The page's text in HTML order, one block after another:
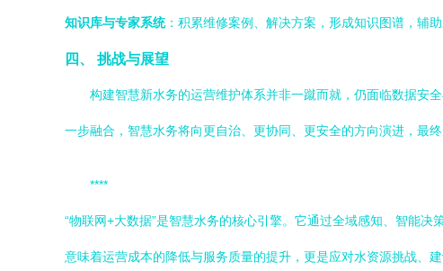
知识库与专家系统：积累维修案例、解决方案，形成知识图谱，辅
四、 挑战与展望
构建智慧新水务的运营维护体系并非一蹴而就，仍面临数据安
一步融合，智慧水务将向更自治、更协同、更安全的方向演进，最
****
“物联网+大数据”是智慧水务的核心引擎。它通过全域感知、智能
意味着运营成本的降低与服务质量的提升，更是应对水资源挑战、